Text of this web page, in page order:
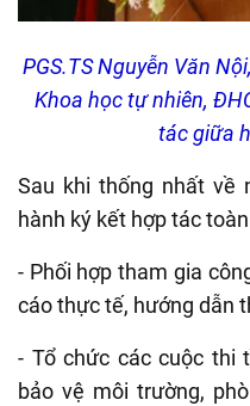
PGS.TS Nguyễn Văn
Khoa học tự nhiên,
tác giữa
Sau khi thống nhất về
hành ký kết hợp tác
- Phối hợp tham gia
cáo thực tế, hướng dẫn
- Tổ chức các cuộc thi
bảo vệ môi trường,